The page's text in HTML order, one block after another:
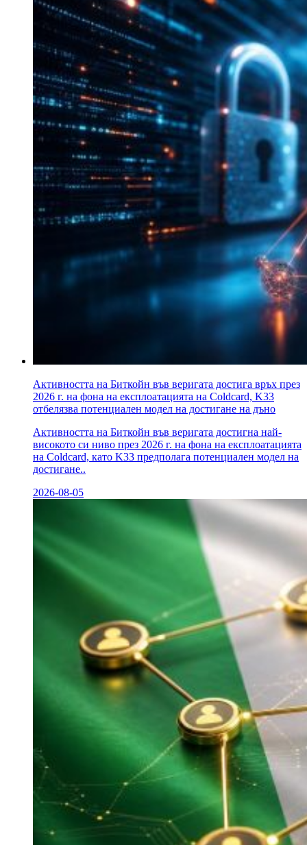
Активността на Биткойн във веригата достига връх през
2026 г. на фона на експлоатацията на Coldcard, K33
отбелязва потенциален модел на достигане на дъно
Активността на Биткойн във веригата достигна най-
високото си ниво през 2026 г. на фона на експлоатацията
на Coldcard, като K33 предполага потенциален модел на
достигане..
2026-08-05